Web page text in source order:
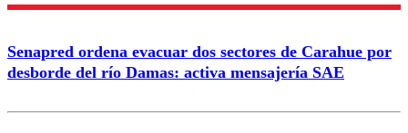
Enviar comentario
Senapred ordena evacuar dos sectores de Carahue por
desborde del río Damas: activa mensajería SAE